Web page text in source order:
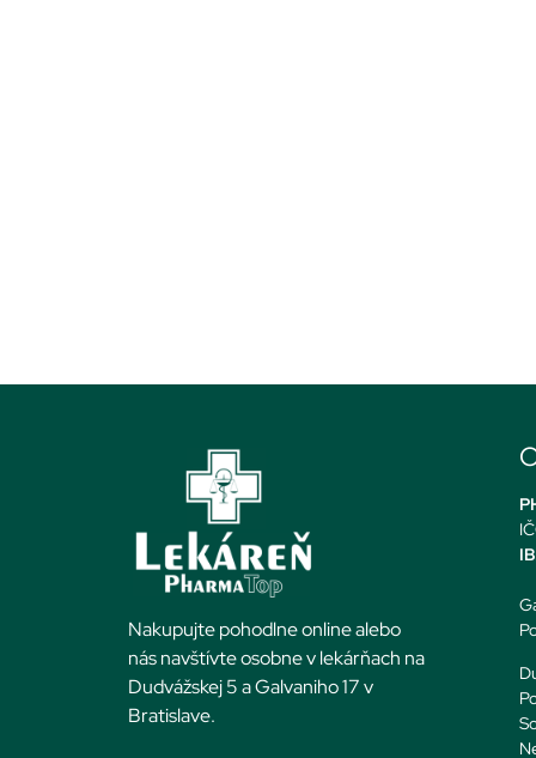
Nakupujte pohodlne online alebo
nás navštívte osobne v lekárňach na
Dudvážskej 5 a Galvaniho 17 v
Bratislave.